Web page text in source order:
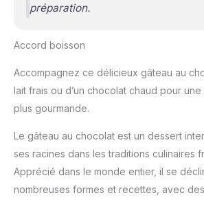
préparation.
Accord boisson
Accompagnez ce délicieux gâteau au
lait frais ou d’un chocolat chaud pour
plus gourmande.
Le gâteau au chocolat est un dessert
ses racines dans les traditions culinaires
Apprécié dans le monde entier, il se
nombreuses formes et recettes, avec